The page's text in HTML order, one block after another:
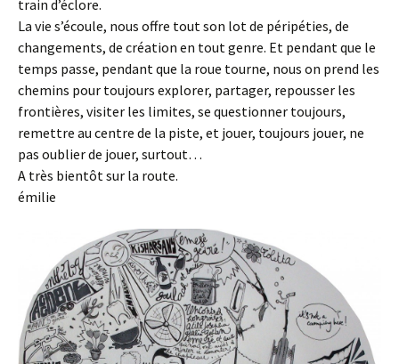
train d’éclore.
La vie s’écoule, nous offre tout son lot de péripéties, de
changements, de création en tout genre. Et pendant que le
temps passe, pendant que la roue tourne, nous on prend les
chemins pour toujours explorer, partager, repousser les
frontières, visiter les limites, se questionner toujours,
remettre au centre de la piste, et jouer, toujours jouer, ne
pas oublier de jouer, surtout…
A très bientôt sur la route.
émilie